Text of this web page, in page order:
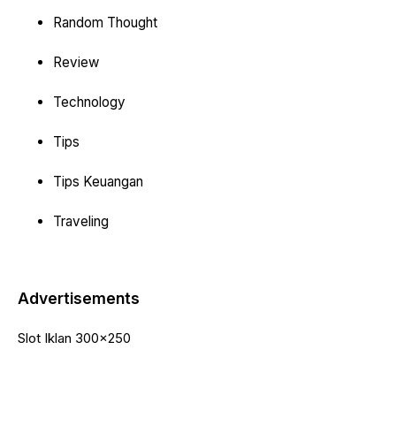
Random Thought
Review
Technology
Tips
Tips Keuangan
Traveling
Advertisements
Slot Iklan 300x250